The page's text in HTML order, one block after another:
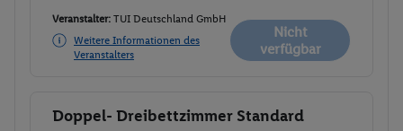
Veranstalter: TUI Deutschland GmbH
Weitere Informationen des
Veranstalters
Nicht
verfügbar
Buchen
Doppel- Dreibettzimmer Standard